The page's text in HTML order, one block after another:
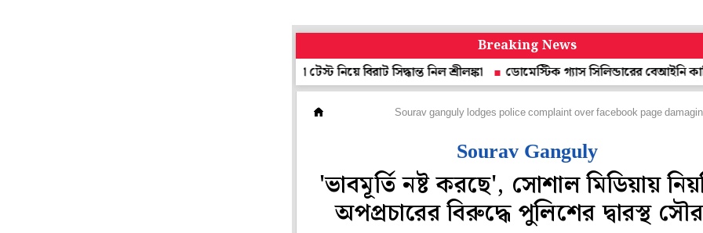
Breaking News
চোট আঘাতে নাজেহাল টিম ইন্ডিয়া, এর মধ্যেই জোড়া টেস্ট নিয়ে বিরাট সিদ্ধান্ত নিল শ্রীলঙ্কা
ডোমেস্টিক গ্যাস সিলিন্ডারের বেআইনি কাটিং ব্যবসার
Sourav ganguly lodges police complaint over facebook page
Sourav Ganguly
'ভাবমূর্তি নষ্ট করছে', সোশাল মিডিয়ায়
অপপ্রচারের বিরুদ্ধে পুলিশের দ্বারস্থ